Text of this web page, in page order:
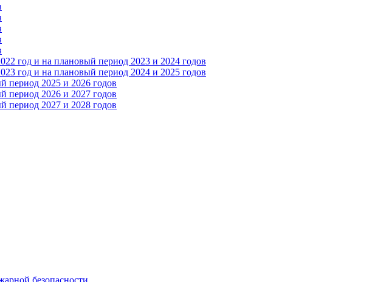
год и на плановый период 2023 и 2024 годов
год и на плановый период 2024 и 2025 годов
2025 и 2026 годов
2026 и 2027 годов
2027 и 2028 годов
безопасности